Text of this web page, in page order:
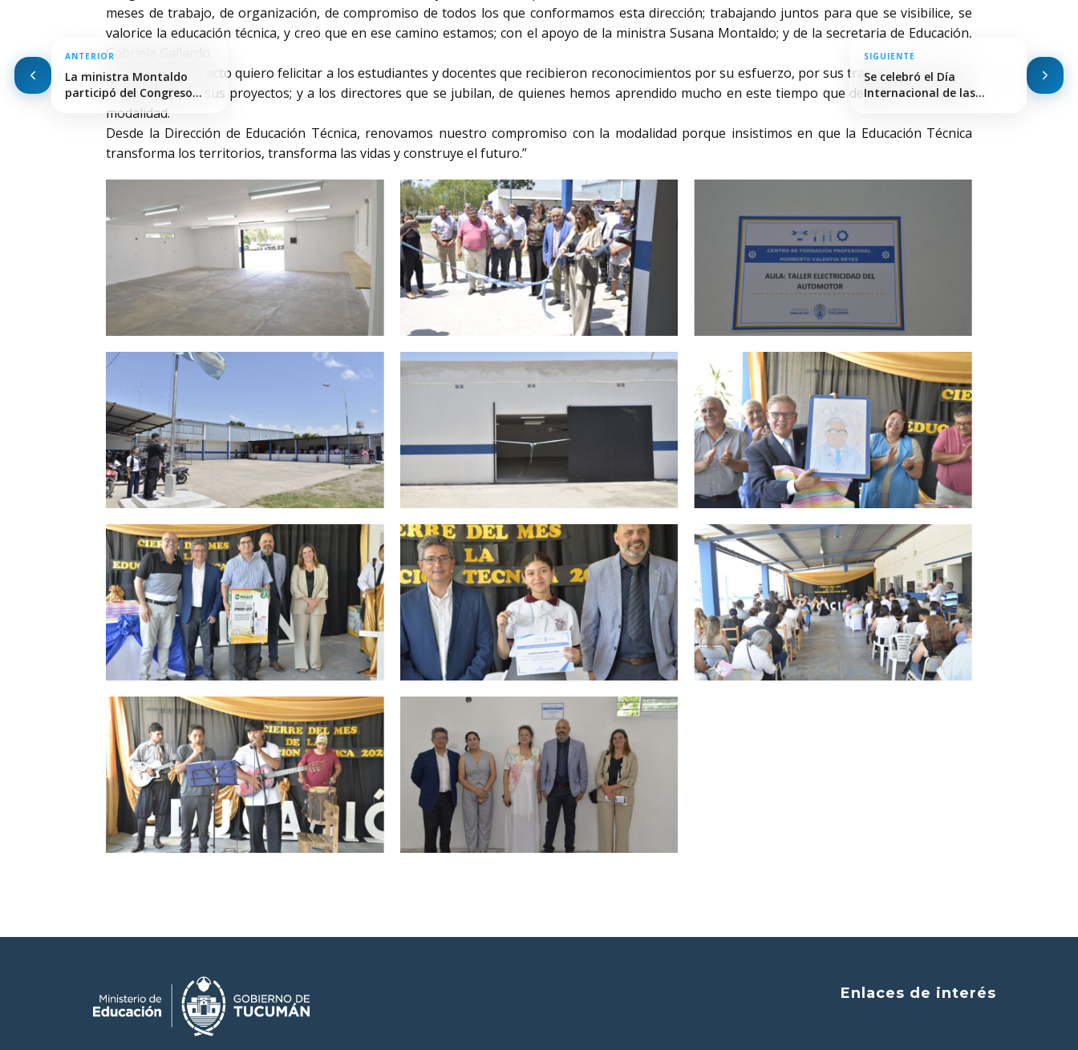
meses de trabajo, de organización, de compromiso de todos los que conformamos esta dirección; trabajando juntos para que se visibilice, se
valorice la educación técnica, y creo que en ese camino estamos; con el apoyo de la ministra Susana Montaldo; y de la secretaria de Educación,
Gabriela Gallardo.
En este emotivo acto quiero felicitar a los estudiantes y docentes que recibieron reconocimientos por su esfuerzo, por sus trayectorias, por sus
promedios, por sus proyectos; y a los directores que se jubilan, de quienes hemos aprendido mucho en este tiempo que dedicaron a nuestra
modalidad.
Desde la Dirección de Educación Técnica, renovamos nuestro compromiso con la modalidad porque insistimos en que la Educación Técnica
transforma los territorios, transforma las vidas y construye el futuro.”
Enlaces de interés
ANTERIOR
La ministra Montaldo
participó del Congreso
Nacional…
SIGUIENTE
Se celebró el Día
Internacional de las…